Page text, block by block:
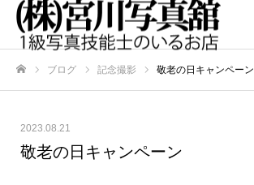
ブログ 記念撮影 敬老の日キャンペーン
2023.08.21
敬老の日キャンペーン